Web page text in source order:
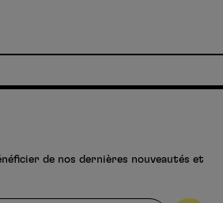
de nos dernières nouveautés et